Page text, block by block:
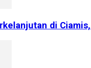
di